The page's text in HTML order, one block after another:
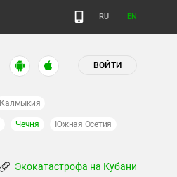
RU EN
ВОЙТИ
Калмыкия
Чечня Южная Осетия
Экокатастрофа на Кубани